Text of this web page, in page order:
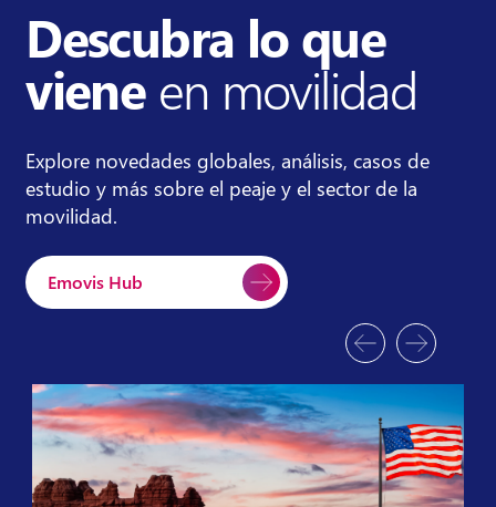
Descubra lo que
vieneen movilidad
Explore novedades globales, análisis, casos de
estudio y más sobre el peaje y el sector de la
movilidad.
Emovis Hub